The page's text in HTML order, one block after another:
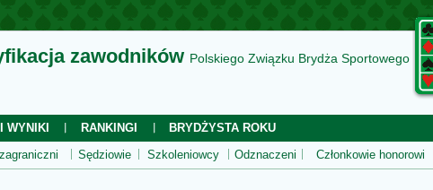
zawodników Polskiego Związku Brydża Sportowego
WYNIKI RANKINGI
BRYDŻYSTA ROKU
Sędziowie Szkoleniowcy Odznaczeni Członkowie honorowi